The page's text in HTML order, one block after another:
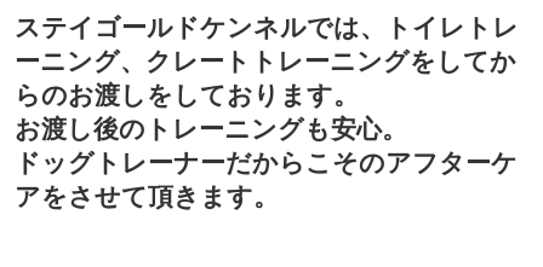
ステイゴールドケンネルでは、トイレトレ
ーニング、クレートトレーニングをしてか
らのお渡しをしております。
お渡し後のトレーニングも安心。
ドッグトレーナーだからこそのアフターケ
アをさせて頂きます。